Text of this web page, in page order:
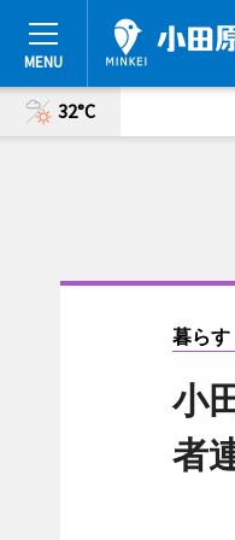
32°C
暮らす
小
者